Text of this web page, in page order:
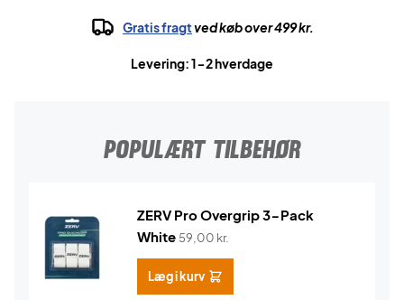
Gratis fragtved køb over 499 kr.
Levering: 1-2 hverdage
POPULÆRT TILBEHØR
ZERV Pro Overgrip 3-Pack
White 59,00 kr.
Læg i kurv